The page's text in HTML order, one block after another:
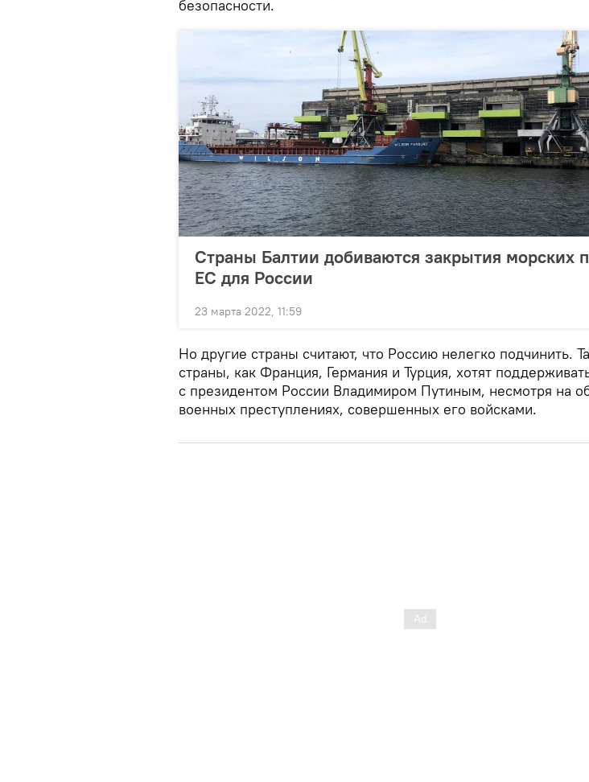
безопасности.
Страны Балтии добиваются закрытия морских
ЕС для России
23 марта 2022, 11:59
Но другие страны считают, что Россию нелегко подчинить.
страны, как Франция, Германия и Турция, хотят
с президентом России Владимиром Путиным, несмотря на
военных преступлениях, совершенных его войсками.